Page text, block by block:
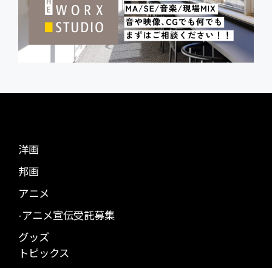
洋画
邦画
アニメ
-アニメ宣伝受託募集
グッズ
トピックス